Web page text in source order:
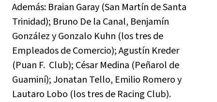
Además: Braian Garay (San Martín de Santa
Trinidad); Bruno De la Canal, Benjamín
González y Gonzalo Kuhn (los tres de
Empleados de Comercio); Agustín Kreder
(Puan F. Club); César Medina (Peñarol de
Guaminí); Jonatan Tello, Emilio Romero y
Lautaro Lobo (los tres de Racing Club).